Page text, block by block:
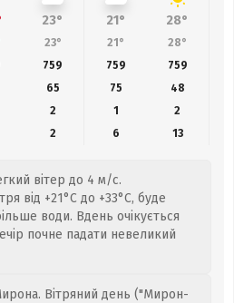
23° 21° 28°
23° 21° 28°
759 759 759
65 75 48
2 1
2
2 6 13
вітер до 4 м/с.
від +21°C до +33°C, буде
води. Вдень очікується
почне падати невеликий
Вітряний день ("Мирон-